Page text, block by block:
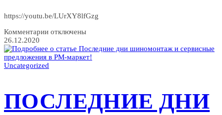
https://youtu.be/LUrXY8lfGzg
Комментариик
Поздравление
с
Новым
Годом
маркет!
отключены
26.12.2020
Uncategorized
ПОСЛЕДНИЕ ДНИ